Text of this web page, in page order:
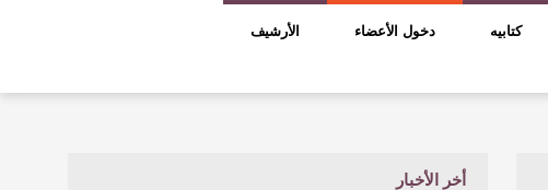
كتابيه دخول الأعضاء الأرشيف
أخر الأخبار